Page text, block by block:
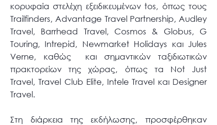
κορυφαία στελέχη εξειδικευμένων tos, όπως τους
Trailfinders, Advantage Travel Partnership, Audley
Travel, Barrhead Travel, Cosmos & Globus, G
Touring, Intrepid, Newmarket Holidays και Jules
Verne, καθώς και σημαντικών ταξιδιωτικών
πρακτορείων της χώρας, όπως τα Not Just
Travel, Travel Club Elite, Intele Travel και Designer
Travel.
Στη διάρκεια της εκδήλωσης, προσφέρθηκαν